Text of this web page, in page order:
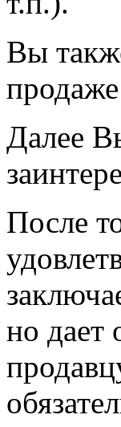
Вы
Далее
После
но дает